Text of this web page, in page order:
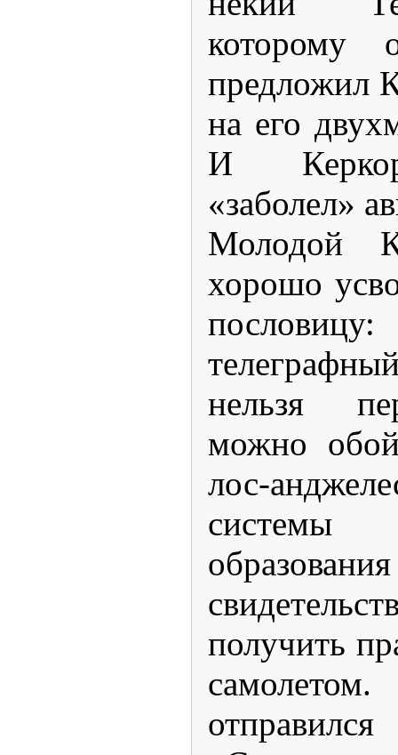
которому
предложил
на его
И
«заболел»
Молодой
хорошо
нельзя
можно
лос-
получить